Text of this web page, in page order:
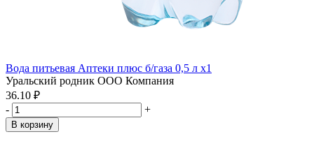
Вода питьевая Аптеки плюс б/газа 0,5 л x1
Уральский родник ООО Компания
36.10 ₽
-
+
В корзину